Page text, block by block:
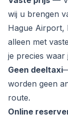
wij u brengen
Hague Airport,
alleen met
je precies waar
Geen deeltaxi
worden geen
route.
Online